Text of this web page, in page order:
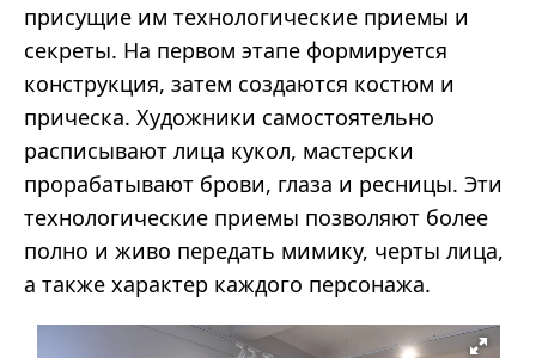
присущие им технологические приемы и
секреты. На первом этапе формируется
конструкция, затем создаются костюм и
прическа. Художники самостоятельно
расписывают лица кукол, мастерски
прорабатывают брови, глаза и ресницы. Эти
технологические приемы позволяют более
полно и живо передать мимику, черты лица,
а также характер каждого персонажа.